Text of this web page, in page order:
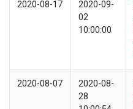
2020-08-17
2020-09-
02
10:00:00
2020-08-07
2020-08-
28